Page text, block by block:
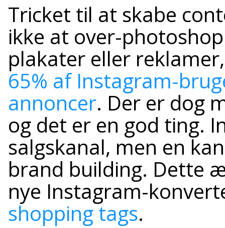
Tricket til at skabe
ikke at over-
plakater eller
65% af Instagram-
annoncer. Der er dog
og det er en god ting.
salgskanal, men en
brand building. Dette
nye Instagram-
shopping tags.